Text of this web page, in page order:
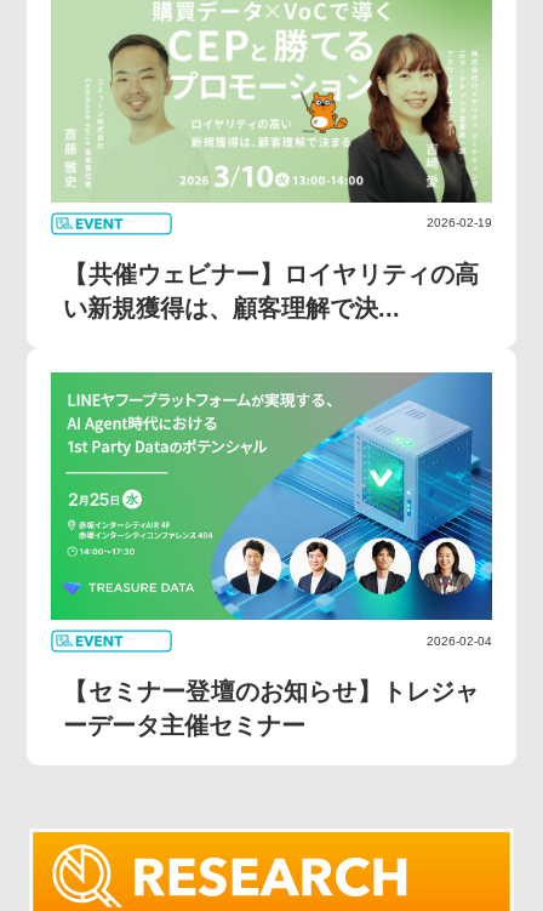
2026-02-19
【共催ウェビナー】ロイヤリティの高
い新規獲得は、顧客理解で決...
2026-02-04
【セミナー登壇のお知らせ】トレジャ
ーデータ主催セミナー